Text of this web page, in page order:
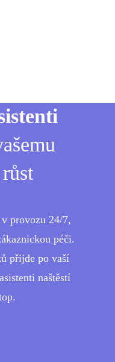
provozu 24/7,
péči.
přijde po vaší
naštěstí